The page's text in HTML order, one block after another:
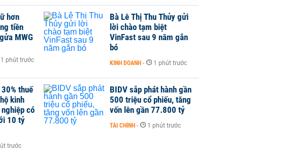
hơn
tiền
MWG
1 phút trước
Bà Lê Thị Thu Thủy gửi
lời chào tạm biệt
VinFast sau 9 năm gắn
bó
KINH DOANH - 1 phút trước
thuế
kinh
có
10 tỷ
trước
BIDV sắp phát hành gần
500 triệu cổ phiếu, tăng
vốn lên gần 77.800 tỷ
TÀI CHÍNH - 1 phút trước